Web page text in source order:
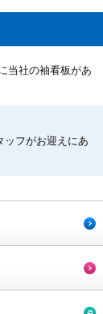
当社の袖看板があ
ッフがお迎えにあ